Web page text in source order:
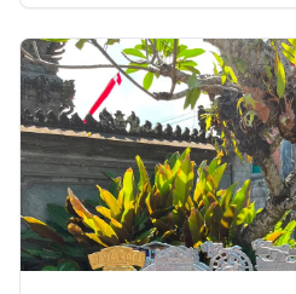
Indonesia, Ir. Soekarno.
historis tersebut, para
menghidangkan berbagai
lokal yang tidak hanya lezat
beragam, aman dan